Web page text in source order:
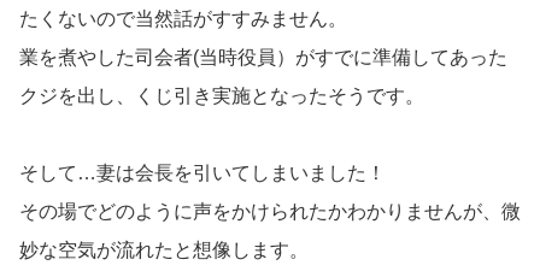
たくないので当然話がすすみません。
業を煮やした司会者(当時役員）がすでに準備してあった
クジを出し、くじ引き実施となったそうです。
そして…妻は会長を引いてしまいました！
その場でどのように声をかけられたかわかりませんが、微
妙な空気が流れたと想像します。